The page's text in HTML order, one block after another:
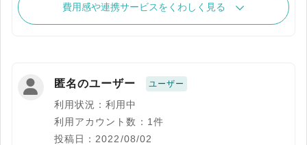
費用感や連携サービスをくわしく見る
匿名のユーザー ユーザー
利用状況：利用中
利用アカウント数：1件
投稿日：2022/08/02